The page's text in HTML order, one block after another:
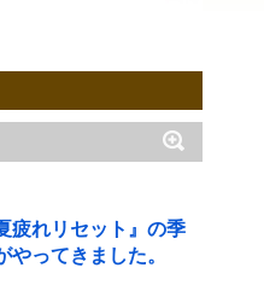
疲れリセット』の季
やってきました。